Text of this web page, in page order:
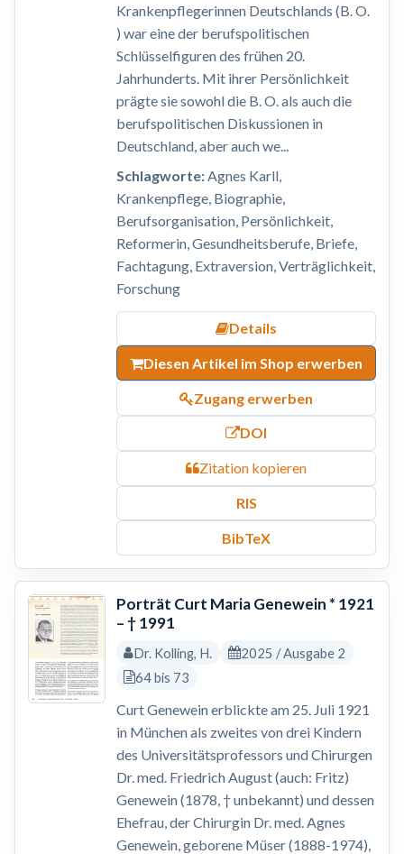
Krankenpflegerinnen Deutschlands (B. O.
) war eine der berufspolitischen
Schlüsselfiguren des frühen 20.
Jahrhunderts. Mit ihrer Persönlichkeit
prägte sie sowohl die B. O. als auch die
berufspolitischen Diskussionen in
Deutschland, aber auch we...
Schlagworte:Agnes Karll,
Krankenpflege, Biographie,
Berufsorganisation, Persönlichkeit,
Reformerin, Gesundheitsberufe, Briefe,
Fachtagung, Extraversion, Verträglichkeit,
Forschung
Details
Diesen Artikel im Shop erwerben
Zugang erwerben
DOI
Zitation kopieren
RIS
BibTeX
Porträt Curt Maria Genewein * 1921
– † 1991
Dr. Kolling, H.
2025 / Ausgabe 2
64 bis 73
Curt Genewein erblickte am 25. Juli 1921
in München als zweites von drei Kindern
des Universitätsprofessors und Chirurgen
Dr. med. Friedrich August (auch: Fritz)
Genewein (1878, † unbekannt) und dessen
Ehefrau, der Chirurgin Dr. med. Agnes
Genewein, geborene Müser (1888-1974),